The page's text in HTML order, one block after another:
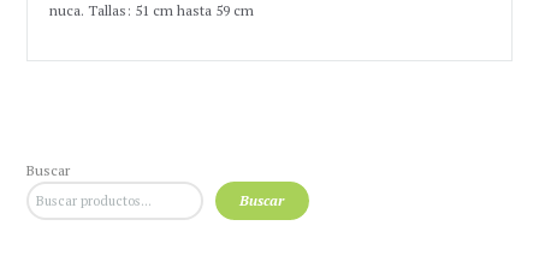
nuca. Tallas: 51 cm hasta 59 cm
Buscar
Buscar